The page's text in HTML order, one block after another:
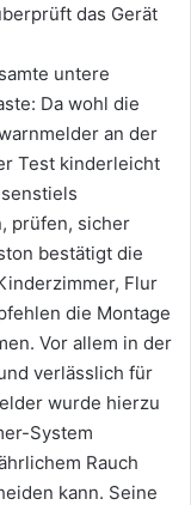
das Gerät
untere
Da wohl die
an der
Test kinderleicht
prüfen, sicher
bestätigt die
Flur
die Montage
Vor allem in der
verlässlich für
wurde hierzu
System
Rauch
kann. Seine